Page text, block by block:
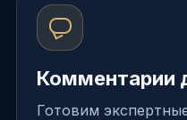
Комментарии
Готовим